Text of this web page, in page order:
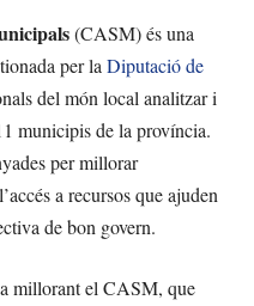
(CASM) és una
per la Diputació de
del món local analitzar i
municipis de la província.
per millorar
a recursos que ajuden
de bon govern.
millorant el CASM, que